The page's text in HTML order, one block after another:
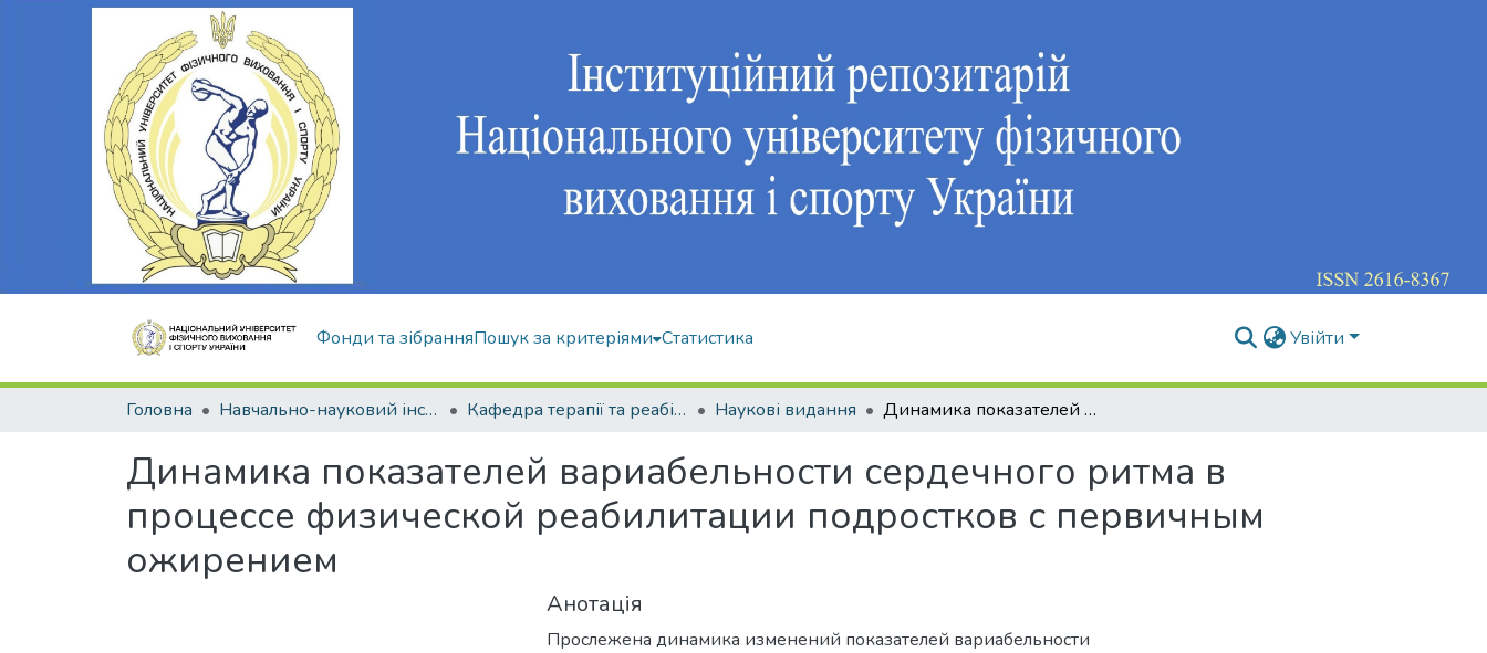
Фонди та зібранняПошук за критеріями Статистика Увійти
Головна Навчально-науковий інститут здоров'я, реабілітації та фізичного виховання Кафедра терапії та реабілітації Наукові видання Динамика показателей вариабельности сердечного ритма в процессе физической реабилитации подростков с первичным ожирением
Динамика показателей вариабельности сердечного ритма в
процессе физической реабилитации подростков с первичным
ожирением
Анотація
Прослежена динамика изменений показателей вариабельности